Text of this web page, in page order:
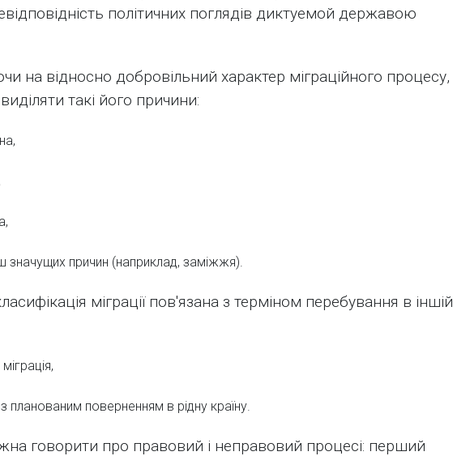
політичних поглядів диктуемой державою
на відносно добровільний характер міграційного процесу,
такі його причини:
значущих причин (наприклад, заміжжя).
міграції пов'язана з терміном перебування в іншій
з планованим поверненням в рідну країну.
говорити про правовий і неправовий процесі: перший